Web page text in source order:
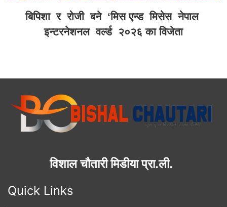
बिपिशा र रोजी बने ‘मिस एन्ड मिसेस नेपाल
इन्टरनेशनल वर्ल्ड २०२६ का विजेता
विशाल चौतारी मिडीया प्रा.ली.
Quick Links